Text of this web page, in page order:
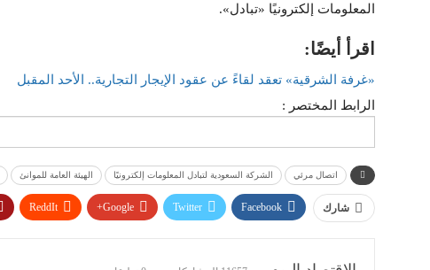
المعلومات إلكترونيًا «تبادل».
اقرأ أيضًا:
«غرفة الشرقية» تعقد لقاءً عن عقود الإيجار التجارية.. الأحد المقبل
الرابط المختصر :
اتصال مرئي الشركة السعودية لتبادل المعلومات إلكترونيًا الهيئة العامة للموانئ
شارك Facebook
Twitter
Google+
ReddIt